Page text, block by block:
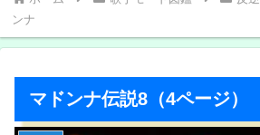
ンナ
マドンナ伝説8（4ページ）